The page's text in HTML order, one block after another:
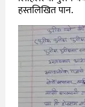
हस्तलिखित पान.